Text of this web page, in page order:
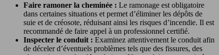
Faire ramoner la cheminée : Le ramonage est obligatoire
dans certaines situations et permet d’éliminer les dépôts de
suie et de créosote, réduisant ainsi les risques d’incendie. Il est
recommandé de faire appel à un professionnel certifié.
Inspecter le conduit : Examinez attentivement le conduit afin
de déceler d’éventuels problèmes tels que des fissures, des